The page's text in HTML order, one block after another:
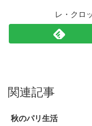
レ・クロ
関連記事
秋のパリ生活